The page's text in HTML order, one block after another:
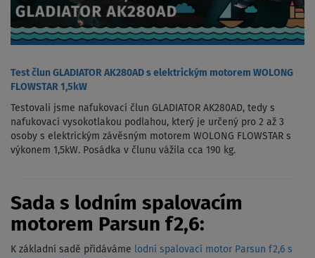
Test člun GLADIATOR AK280AD s elektrickým motorem WOLONG
FLOWSTAR 1,5kW
Testovali jsme nafukovací člun GLADIATOR AK280AD, tedy s
nafukovací vysokotlakou podlahou, který je určený pro 2 až 3
osoby s elektrickým závěsným motorem WOLONG FLOWSTAR s
výkonem 1,5kW. Posádka v člunu vážila cca 190 kg.
Sada s lodním spalovacím
motorem Parsun f2,6:
K základní sadě přidáváme lodní spalovací motor Parsun f2,6 s